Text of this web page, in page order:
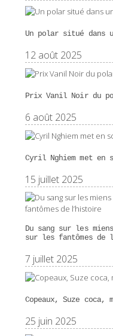
Un polar situé dans
12 août 2025
Prix Vanil Noir du
6 août 2025
Cyril Nghiem met en
15 juillet 2025
Du sang sur les
sur les fantômes de
7 juillet 2025
Copeaux, Suze coca,
25 juin 2025